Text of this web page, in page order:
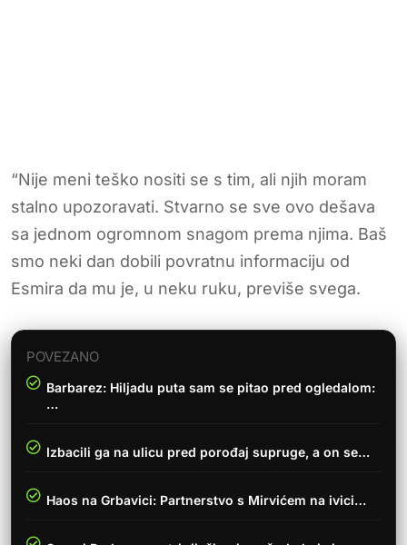
“Nije meni teško nositi se s tim, ali njih moram
stalno upozoravati. Stvarno se sve ovo dešava
sa jednom ogromnom snagom prema njima. Baš
smo neki dan dobili povratnu informaciju od
Esmira da mu je, u neku ruku, previše svega.
POVEZANO
Barbarez: Hiljadu puta sam se pitao pred ogledalom:
…
Izbacili ga na ulicu pred porođaj supruge, a on se…
Haos na Grbavici: Partnerstvo s Mirvićem na ivici…